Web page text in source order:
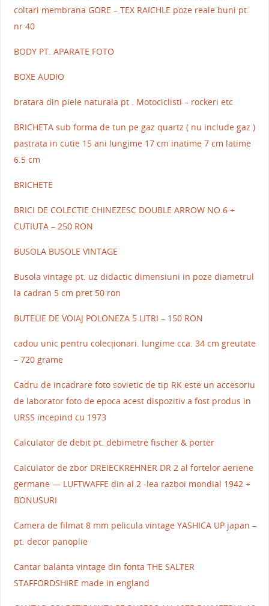
coltari membrana GORE – TEX RAICHLE poze reale buni pt.
nr 40
BODY PT. APARATE FOTO
BOXE AUDIO
bratara din piele naturala pt . Motociclisti – rockeri etc
BRICHETA sub forma de tun pe gaz quartz ( nu include gaz )
pastrata in cutie 15 ani lungime 17 cm inatime 7 cm latime
6.5 cm
BRICHETE
BRICI DE COLECTIE CHINEZESC DOUBLE ARROW NO.6 +
CUTIUTA – 250 RON
BUSOLA BUSOLE VINTAGE
Busola vintage pt. uz didactic dimensiuni in poze diametrul
la cadran 5 cm pret 50 ron
BUTELIE DE VOIAJ POLONEZA 5 LITRI – 150 RON
cadou unic pentru colecționari. lungime cca. 34 cm greutate
– 720 grame
Cadru de incadrare foto sovietic de tip RK este un accesoriu
de laborator foto de epoca acest dispozitiv a fost produs in
URSS incepind cu 1973
Calculator de debit pt. debimetre fischer & porter
Calculator de zbor DREIECKREHNER DR 2 al fortelor aeriene
germane — LUFTWAFFE din al 2 -lea razboi mondial 1942 +
BONUSURI
Camera de filmat 8 mm pelicula vintage YASHICA UP japan –
pt. decor panoplie
Cantar balanta vintage din fonta THE SALTER
STAFFORDSHIRE made in england